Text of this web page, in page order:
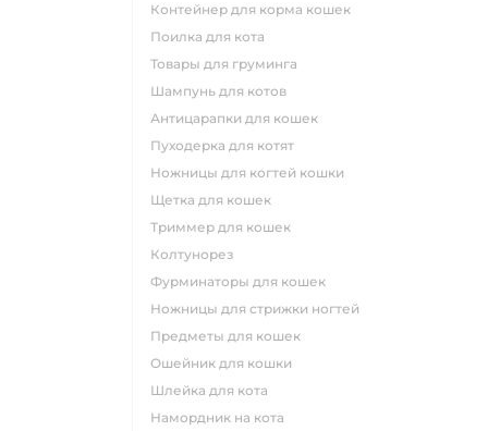
контейнер для корма кошек
поилка для кота
товары для груминга
шампунь для котов
антицарапки для кошек
пуходерка для котят
ножницы для когтей кошки
щетка для кошек
триммер для кошек
колтунорез
фурминаторы для кошек
ножницы для стрижки ногтей
предметы для кошек
ошейник для кошки
шлейка для кота
намордник на кота